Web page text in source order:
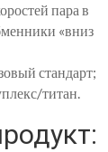
пара в
«вниз
стандарт;
титан.